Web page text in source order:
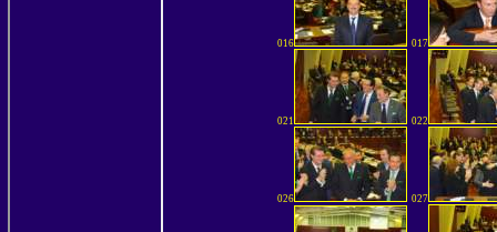
016 017
021 022
026 027